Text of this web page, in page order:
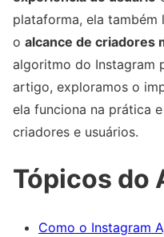
plataforma, ela também
o alcance de criadores
algoritmo do Instagram
artigo, exploramos o
ela funciona na prática
criadores e usuários.
Tópicos do
Como o Instagram